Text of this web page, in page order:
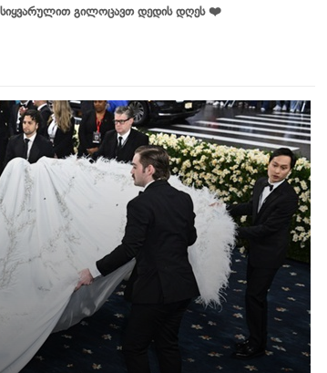
სიყვარულით გილოცავთ დედის დღეს ❤️